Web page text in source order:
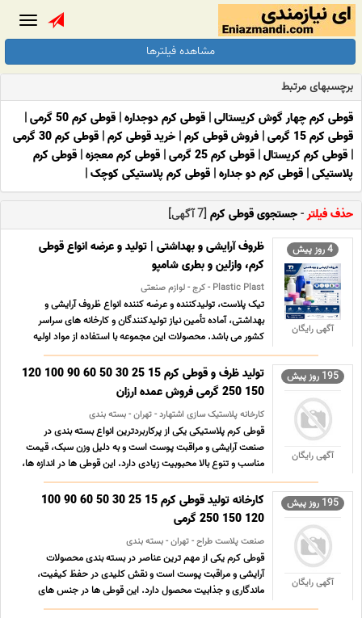
مشاهده فیلترها
برچسبهای مرتبط
قوطی کرم چهار گوش کریستالی| قوطی کرم دوجداره| قوطی کرم 50 گرمی
|
قوطی کرم 15 گرمی
| فروش قوطی کرم| خرید قوطی کرم| قوطی کرم 30 گرمی
| قوطی کرم کریستال| قوطی کرم 25 گرمی | قوطی کرم معجزه| قوطی کرم
پلاستیکی| قوطی کرم دو جداره| قوطی کرم پلاستیکی کوچک|
حذف فیلتر-جستجوی قوطی کرم [7 آگهی]
4 روز پیش
آگهی رایگان
ظروف آرایشی و بهداشتی | تولید و عرضه انواع قوطی
کرم، وازلین و بطری شامپو
Plastic Plast - کرج - لوازم صنعتی
تیک پلاست، تولیدکننده و عرضه کننده انواع ظروف آرایشی و
بهداشتی، آماده تأمین نیاز تولیدکنندگان و کارخانه های سراسر
کشور می باشد. محصولات این مجموعه با استفاده از مواد اولیه
باکیفیت و مطابق استانداردهای تولید، برای بسته بندی انواع
محصولات آرایشی، بهداشتی و مراقبتی طراحی و تولید می ... ...
195 روز پیش
آگهی رایگان
تولید ظرف و قوطی کرم 15 25 30 50 60 90 100 120
150 250 گرمی فروش عمده ارزان
کارخانه پلاستیک سازی اشتهارد - تهران - بسته بندی
قوطی کرم پلاستیکی یکی از پرکاربردترین انواع بسته بندی در
صنعت آرایشی و مراقبت پوست است و به دلیل وزن سبک، قیمت
مناسب و تنوع بالا محبوبیت زیادی دارد. این قوطی ها در اندازه ها،
رنگ ها و طراحی های مختلف تولید می شوند و به راحتی می توان
آن ها را با هویت بصری هر برند هماهنگ کرد. مقاوم ... ...
195 روز پیش
آگهی رایگان
کارخانه تولید قوطی کرم 15 25 30 50 60 90 100
120 150 250 گرمی
صنعت پلاست طراح - تهران - بسته بندی
قوطی کرم یکی از مهم ترین عناصر در بسته بندی محصولات
آرایشی و مراقبت پوست است و نقش کلیدی در حفظ کیفیت،
ماندگاری و جذابیت محصول دارد. این قوطی ها در جنس های
مختلفی مانند پلاستیک، شیشه و آکریلیک تولید می شوند و